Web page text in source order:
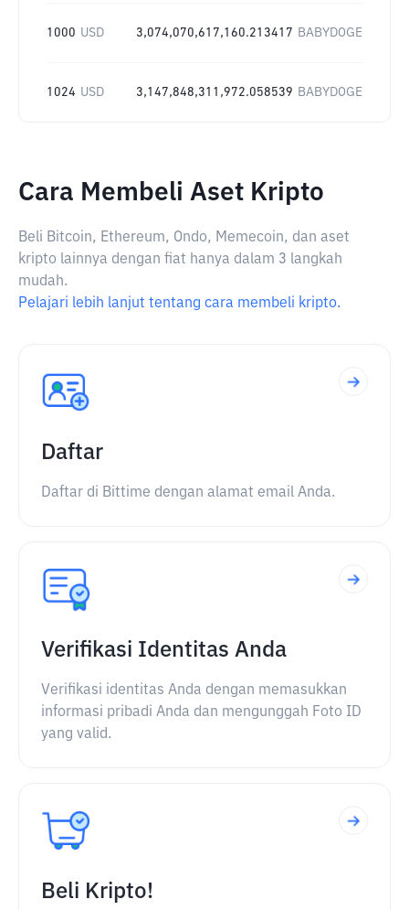
1000 USD 3,074,070,617,160.213417 BABYDOGE
1024 USD 3,147,848,311,972.058539 BABYDOGE
Cara Membeli Aset Kripto
Beli Bitcoin, Ethereum, Ondo, Memecoin, dan aset
kripto lainnya dengan fiat hanya dalam 3 langkah
mudah.
Pelajari lebih lanjut tentang cara membeli kripto.
Daftar
Daftar di Bittime dengan alamat email Anda.
Verifikasi Identitas Anda
Verifikasi identitas Anda dengan memasukkan
informasi pribadi Anda dan mengunggah Foto ID
yang valid.
Beli Kripto!